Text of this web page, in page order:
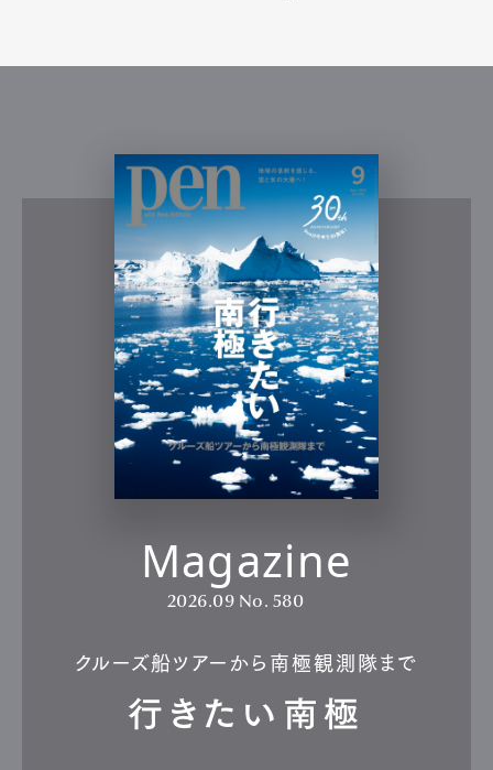
Magazine
2026.09 No. 580
クルーズ船ツアーから南極観測隊まで
行きたい南極